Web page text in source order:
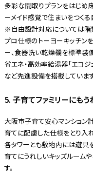
多彩な間取りプランをはじめ
ーメイド感覚で住まいをつく
※自由設計対応については階
プロ仕様のトーヨーキッチン
ー、食器洗い乾燥機を標準装
省エネ・高効率給湯器「エコ
など先進設備を搭載しています
5. 子育てファミリーにも
大阪市子育て安心マンション
育てに配慮した仕様をとり入
各タワーとも敷地内には遊具
育てにうれしいキッズルーム
す。